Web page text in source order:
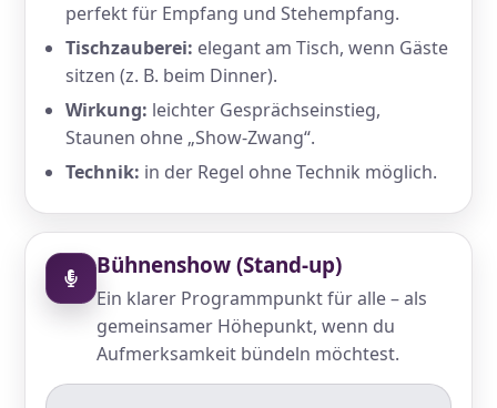
perfekt für Empfang und Stehempfang.
Tischzauberei: elegant am Tisch, wenn Gäste
sitzen (z. B. beim Dinner).
Wirkung: leichter Gesprächseinstieg,
Staunen ohne „Show-Zwang“.
Technik: in der Regel ohne Technik möglich.
Bühnenshow (Stand-up)
Ein klarer Programmpunkt für alle – als
gemeinsamer Höhepunkt, wenn du
Aufmerksamkeit bündeln möchtest.